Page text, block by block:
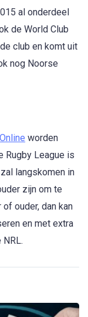
al onderdeel
de World Club
club en komt uit
nog Noorse
worden
Rugby League is
langskomen in
zijn om te
of ouder, dan kan
en met extra